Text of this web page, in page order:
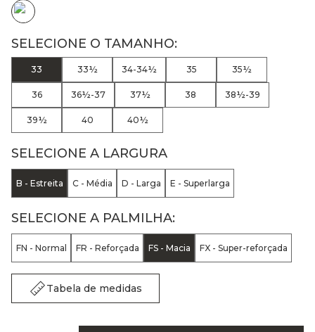
33 33½ 34-34½ 35 35½
36 36½-37 37½ 38 38½-39
39½ 40 40½
SELECIONE A LARGURA
B - Estreita C - Média D - Larga E - Superlarga
SELECIONE A PALMILHA:
FN - Normal FR - Reforçada FS - Macia FX - Super-reforçada
Tabela de medidas